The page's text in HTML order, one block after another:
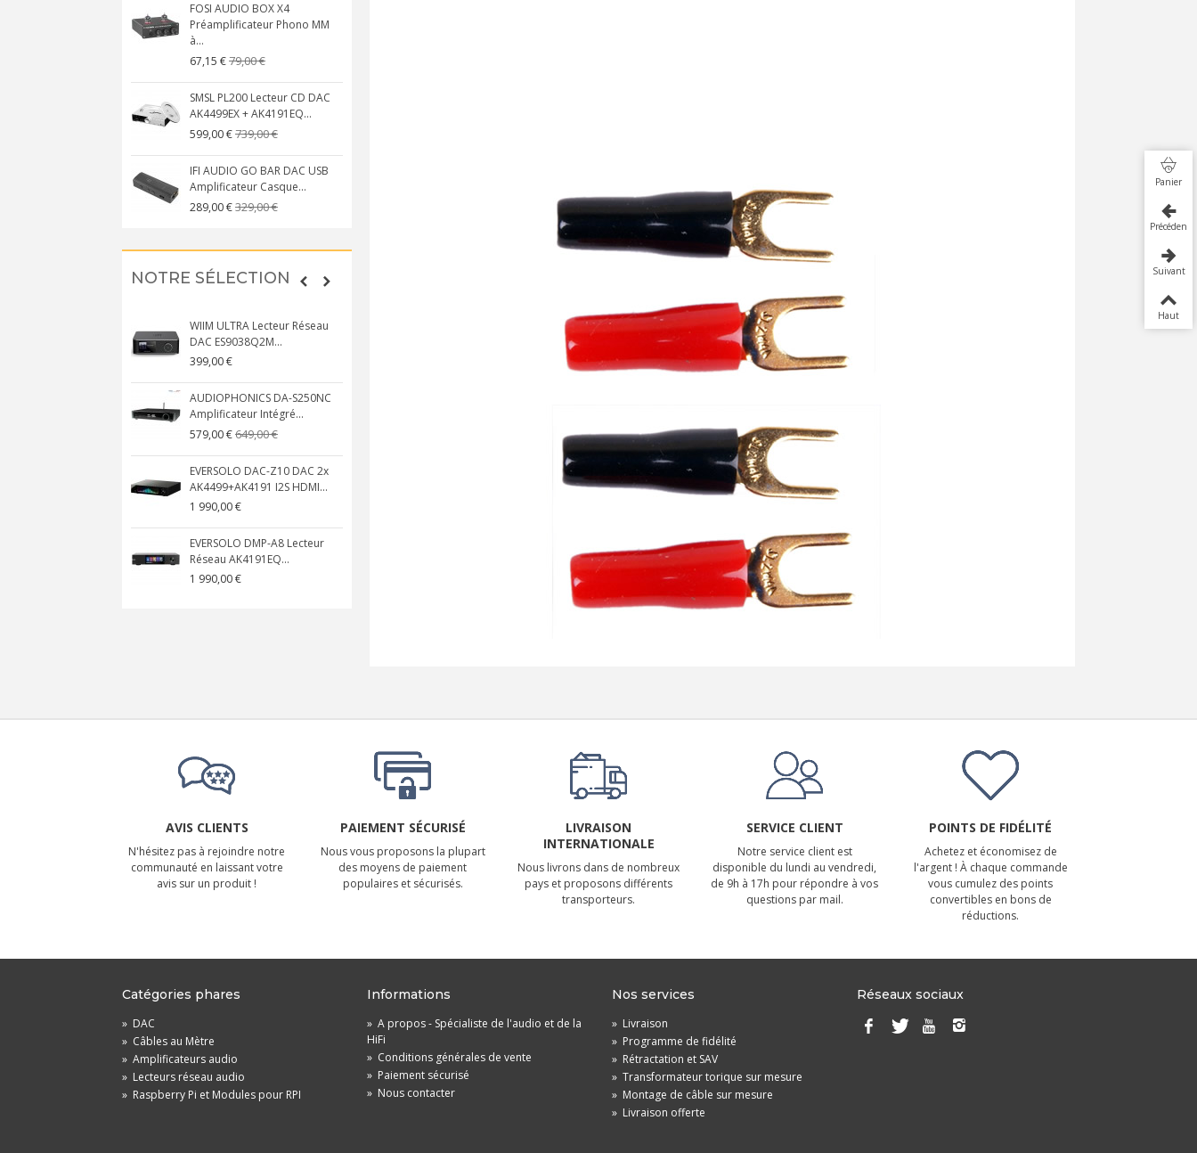
FOSI AUDIO BOX X4
Préamplificateur Phono MM
à...
67,15 €79,00 €
SMSL PL200 Lecteur CD DAC
AK4499EX + AK4191EQ...
599,00 €739,00 €
IFI AUDIO GO BAR DAC USB
Amplificateur Casque...
289,00 €329,00 €
NOTRE SÉLECTION
WIIM ULTRA Lecteur Réseau
DAC ES9038Q2M...
399,00 €
AUDIOPHONICS DA-S250NC
Amplificateur Intégré...
579,00 €649,00 €
EVERSOLO DAC-Z10 DAC 2x
AK4499+AK4191 I2S HDMI...
1 990,00 €
EVERSOLO DMP-A8 Lecteur
Réseau AK4191EQ...
1 990,00 €
AVIS CLIENTS
N'hésitez pas à rejoindre notre
communauté en laissant votre
avis sur un produit !
PAIEMENT SÉCURISÉ
Nous vous proposons la plupart
des moyens de paiement
populaires et sécurisés.
LIVRAISON
INTERNATIONALE
Nous livrons dans de nombreux
pays et proposons différents
transporteurs.
SERVICE CLIENT
Notre service client est
disponible du lundi au vendredi,
de 9h à 17h pour répondre à vos
questions par mail.
POINTS DE FIDÉLITÉ
Achetez et économisez de
l'argent ! À chaque commande
vous cumulez des points
convertibles en bons de
réductions.
Catégories phares
» DAC
» Câbles au Mètre
» Amplificateurs audio
» Lecteurs réseau audio
» Raspberry Pi et Modules pour RPI
Informations
» A propos - Spécialiste de l'audio et de la
HiFi
» Conditions générales de vente
» Paiement sécurisé
» Nous contacter
Nos services
» Livraison
» Programme de fidélité
» Rétractation et SAV
» Transformateur torique sur mesure
» Montage de câble sur mesure
» Livraison offerte
Réseaux sociaux
Panier
Précédent
Suivant
Haut